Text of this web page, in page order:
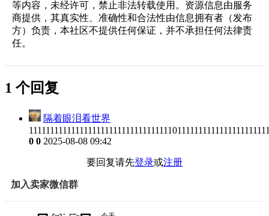
等内容，未经许可，禁止非法转载使用。资源信息由服务
商提供，其真实性、准确性和合法性由信息拥有者（发布
方）负责，本社区不提供任何保证，并不承担任何法律责
任。
1 个回复
隔着眼泪看世界
0 0 2025-08-08 09:42
要回复请先登录或注册
加入卖家微信群